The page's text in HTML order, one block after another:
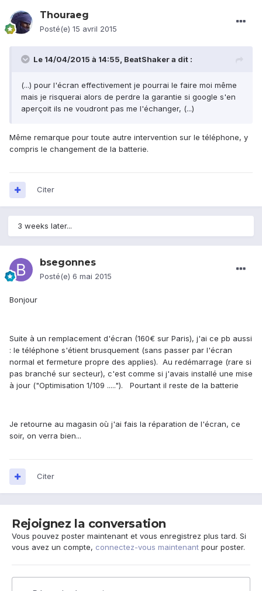
Thouraeg
Posté(e) 15 avril 2015
Le 14/04/2015 à 14:55, BeatShaker a dit :
(...) pour l'écran effectivement je pourrai le faire moi même
mais je risquerai alors de perdre la garantie si google s'en
aperçoit ils ne voudront pas me l'échanger, (...)
Même remarque pour toute autre intervention sur le téléphone, y
compris le changement de la batterie.
Citer
3 weeks later...
bsegonnes
Posté(e) 6 mai 2015
Bonjour
Suite à un remplacement d'écran (160€ sur Paris), j'ai ce pb aussi
: le téléphone s'étient brusquement (sans passer par l'écran
normal et fermeture propre des applies). Au redémarrage (rare si
pas branché sur secteur), c'est comme si j'avais installé une mise
à jour ("Optimisation 1/109 ....."). Pourtant il reste de la batterie
Je retourne au magasin où j'ai fais la réparation de l'écran, ce
soir, on verra bien...
Citer
Rejoignez la conversation
Vous pouvez poster maintenant et vous enregistrez plus tard. Si
vous avez un compte, connectez-vous maintenant pour poster.